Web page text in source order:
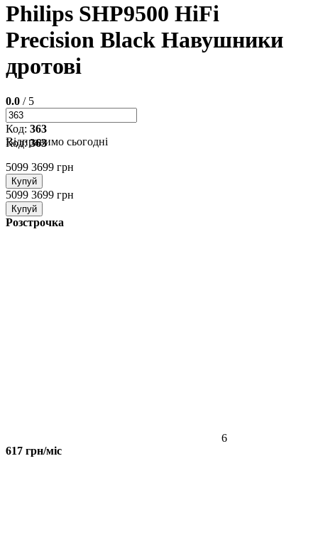
Philips SHP9500 HiFi
Precision Black Навушники
дротові
0.0 / 5
Код: 363
Відправимо сьогодні
Код:363
5099 3699 грн
Купуй
5099 3699 грн
Купуй
Розстрочка
6
617 грн/міс